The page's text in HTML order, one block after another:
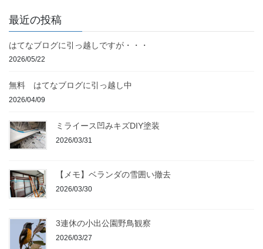
最近の投稿
はてなブログに引っ越しですが・・・
2026/05/22
無料 はてなブログに引っ越し中
2026/04/09
ミライース凹みキズDIY塗装
2026/03/31
【メモ】ベランダの雪囲い撤去
2026/03/30
3連休の小出公園野鳥観察
2026/03/27